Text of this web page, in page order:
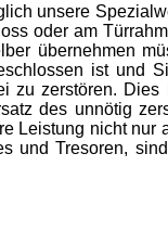
unsere
oder am
übernehmen
ist und
zu zerstören. Dies
des unnötig
Leistung nicht nur
und Tresoren,